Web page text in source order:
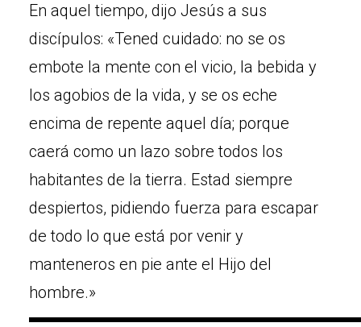
En aquel tiempo, dijo Jesús a sus
discípulos: «Tened cuidado: no se os
embote la mente con el vicio, la bebida y
los agobios de la vida, y se os eche
encima de repente aquel día; porque
caerá como un lazo sobre todos los
habitantes de la tierra. Estad siempre
despiertos, pidiendo fuerza para escapar
de todo lo que está por venir y
manteneros en pie ante el Hijo del
hombre.»